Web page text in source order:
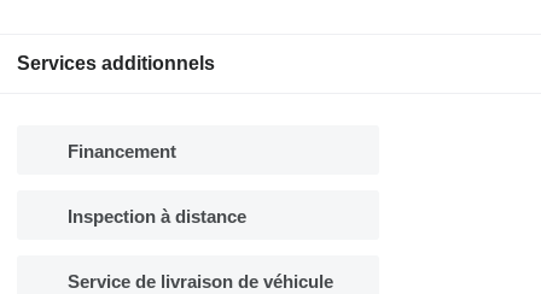
Services additionnels
Financement
Inspection à distance
Service de livraison de véhicule